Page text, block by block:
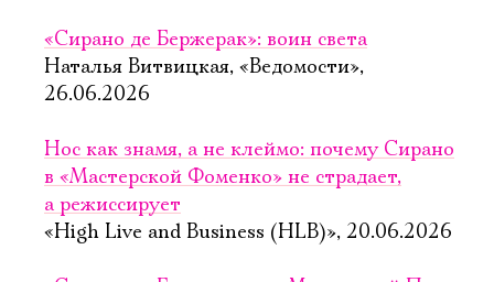
«Сирано де Бержерак»: воин света
Наталья Витвицкая, «Ведомости»,
26.06.2026
Нос как знамя, а не клеймо: почему Сирано
в «Мастерской Фоменко» не страдает,
а режиссирует
«High Live and Business (HLB)», 20.06.2026
Электропочта